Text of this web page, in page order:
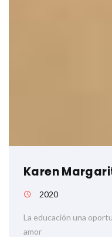
Karen
2020
La educación una
amor